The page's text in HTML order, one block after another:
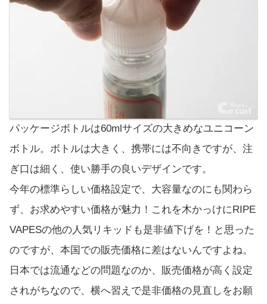
パッケージボトルは60mlサイズの大きめなユニコーン
ボトル。ボトルは大きく、携帯には不向きですが、注
ぎ口は細く、使い勝手の良いデザインです。
今年の標準らしい価格設定で、大容量なのにも関わら
ず、お求めやすい価格が魅力！これを木かっけにRIPE
VAPESの他の人気リキッドも是非値下げを！と思った
のですが、本国での販売価格に差はないんですよね。
日本では流通などの問題なのか、販売価格が高く設定
されがちなので、横へ習えで是非価格の見直しをお願